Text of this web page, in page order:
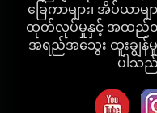
ခြေကာများ၊ အိပ်ယာမ
ထုတ်လုပ်မှုနှင့် အထည်တီထွ
အရည်အသွေး ထူးချွန်
ပါသည်